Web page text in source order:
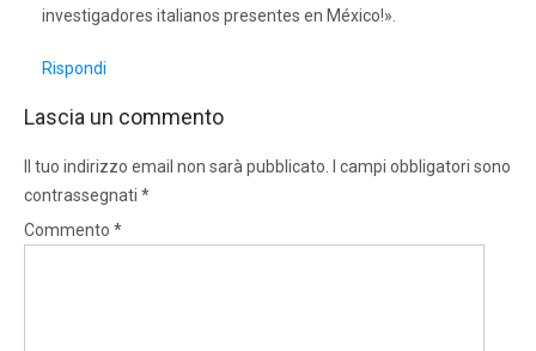
investigadores italianos presentes en México!».
Rispondi
Lascia un commento
Il tuo indirizzo email non sarà pubblicato.
I campi obbligatori sono
contrassegnati *
Commento *